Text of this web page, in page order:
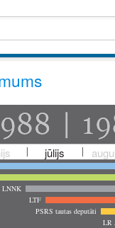
jūlijs
LNNK
LTF
PSRS tautas deputāti
LR